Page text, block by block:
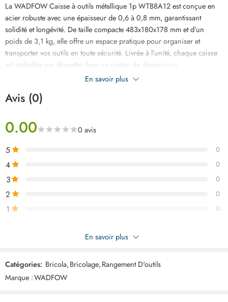
La WADFOW Caisse à outils métallique 1p WTB8A12 est conçue en
acier robuste avec une épaisseur de 0,6 à 0,8 mm, garantissant
solidité et longévité. De taille compacte 483x180x178 mm et d’un
poids de 3,1 kg, elle offre un espace pratique pour organiser et
transporter vos outils en toute sécurité. Livrée à l’unité, chaque caisse
est emballée par étiquette dans un carton de dimensions
520x220x230 mm, idéale pour un rangement efficace et une
En savoir plus
Avis (0)
0.00 0 avis
5 0
4 0
3 0
2 0
1 0
Soyez le premier à donner votre avis sur “WADFOW Caisse outils
metal 1p WTB8A12”
Commentaires
Il n'y a pas encore de critiques.
En savoir plus
Catégories: Bricola,Bricolage,Rangement D'outils
Marque :WADFOW